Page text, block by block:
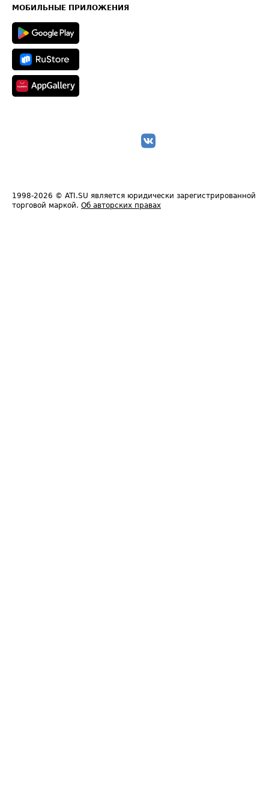
Техническая информация
МОБИЛЬНЫЕ ПРИЛОЖЕНИЯ
1998-2026 © ATI.SU является юридически зарегистрированной
торговой маркой. Об авторских правах